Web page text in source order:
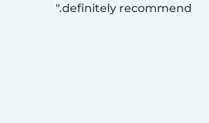
definitely recommend.